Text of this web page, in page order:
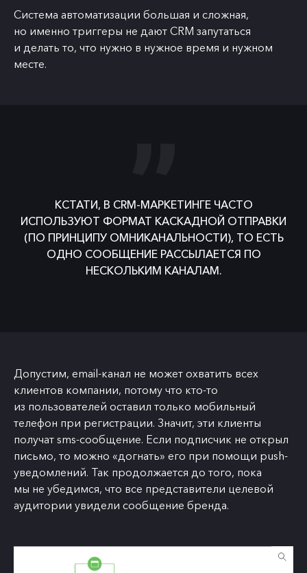
Система автоматизации большая и сложная,
но именно триггеры не дают CRM запутаться
и делать то, что нужно в нужное время и нужном
месте.
КСТАТИ, В CRM-МАРКЕТИНГЕ ЧАСТО
ИСПОЛЬЗУЮТ ФОРМАТ КАСКАДНОЙ ОТПРАВКИ
(ПО ПРИНЦИПУ ОМНИКАНАЛЬНОСТИ), ТО ЕСТЬ
ОДНО СООБЩЕНИЕ РАССЫЛАЕТСЯ ПО
НЕСКОЛЬКИМ КАНАЛАМ.
Допустим, email-канал не может охватить всех
клиентов компании, потому что кто-то
из пользователей оставил только мобильный
телефон при регистрации. Значит, эти клиенты
получат sms-сообщение. Если подписчик не открыл
письмо, то можно «догнать» его при помощи push-
уведомлений. Так продолжается до того, пока
мы не убедимся, что все представители целевой
аудитории увидели сообщение бренда.